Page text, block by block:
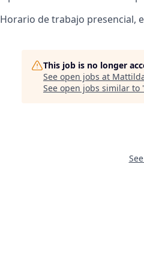
Horario de trabajo presencial,
This job is no longer
See open jobs at
See open jobs similar to